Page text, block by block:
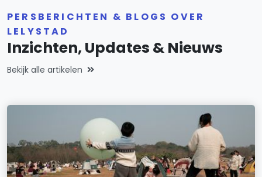
PERSBERICHTEN & BLOGS OVER
LELYSTAD
Inzichten, Updates & Nieuws
Bekijk alle artikelen